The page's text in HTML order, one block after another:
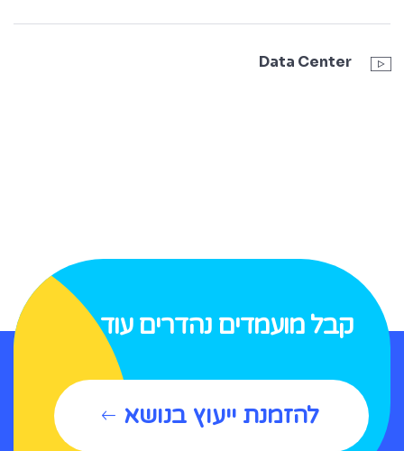
Data Center
קבל מועמדים נהדרים עוד היום
להזמנת ייעוץ בנושא